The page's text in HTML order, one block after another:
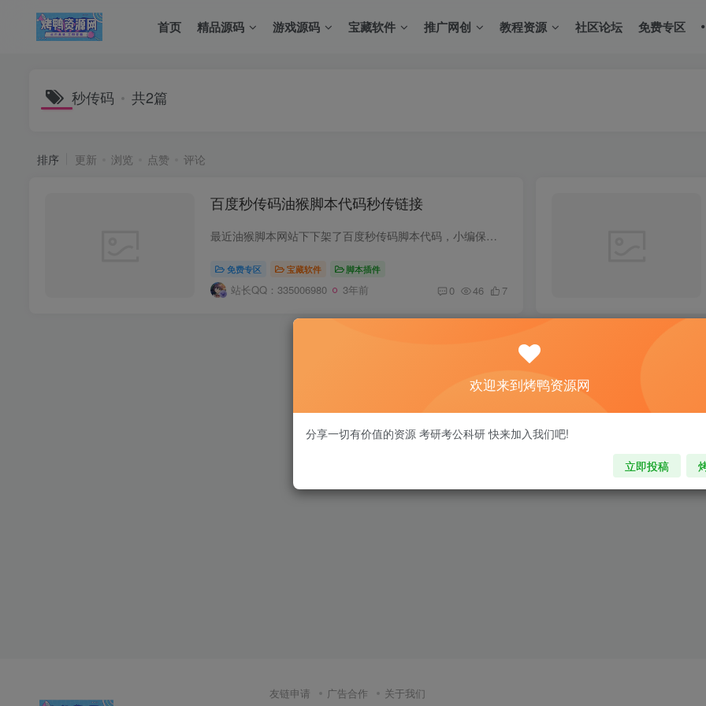
首页 精品源码 游戏源码 宝藏软件 推广网创 教程资源 社区论坛 免费专区
秒传码 共2篇
排序 更新 浏览 点赞 评论
百度秒传码油猴脚本代码秒传链接
最近油猴脚本网站下下架了百度秒传码脚本代码，小编保存了一份，大家可以自取
免费专区 宝藏软件 脚本插件
站长QQ：335006980 3年前 0 46 7
友链申请 广告合作 关于我们
欢迎来到烤鸭资源网
分享一切有价值的资源 考研考公科研 快来加入我们吧!
立即投稿